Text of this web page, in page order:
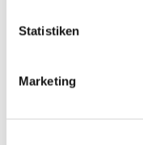
Statistiken
Marketing